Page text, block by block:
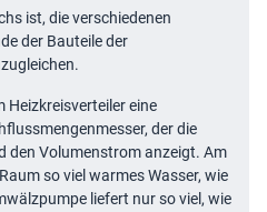
ist, die verschiedenen
der Bauteile der
Heizkreisverteiler eine
der die
den Volumenstrom anzeigt. Am
so viel warmes Wasser, wie
liefert nur so viel, wie